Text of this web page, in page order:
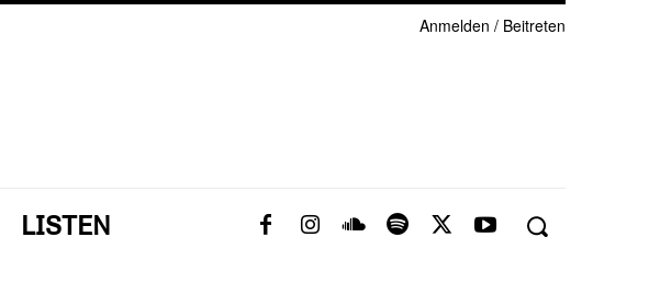
Anmelden / Beitreten
LISTEN